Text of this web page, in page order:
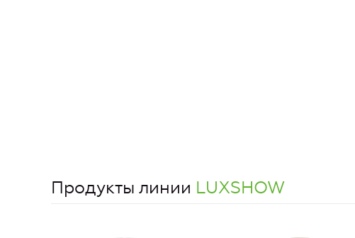
Продукты линии LUXSHOW